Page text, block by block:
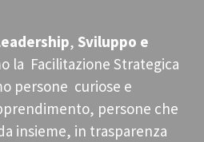
, Sviluppo e
la Facilitazione Strategica
persone curiose e
persone che
insieme, in trasparenza